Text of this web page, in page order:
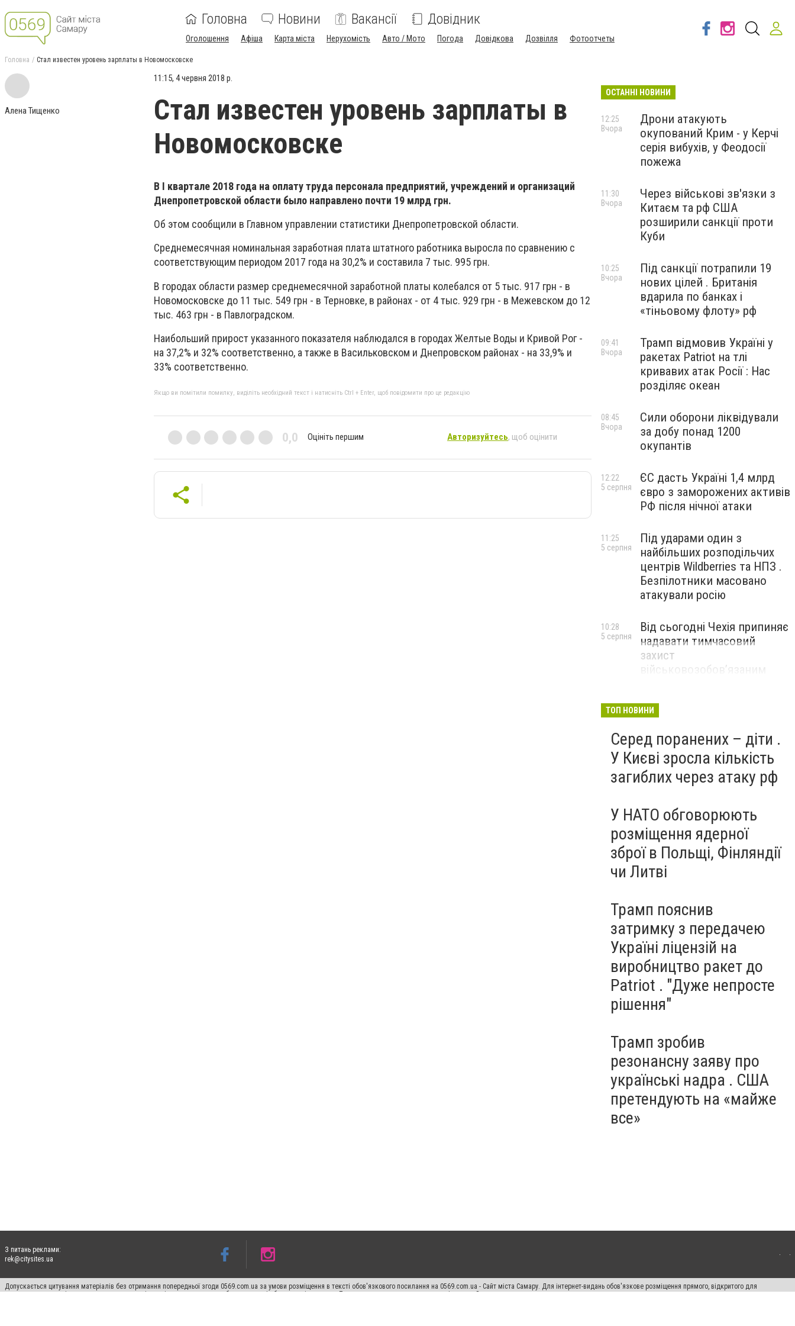
Головна Новини Вакансії Довідник
Оголошення Афіша Карта міста Нерухомість Авто / Мото Погода Довідкова Дозвілля Фотоотчеты
Головна Стал известен уровень зарплаты в Новомосковске
Алена Тищенко
11:15, 4 червня 2018 р.
Стал известен уровень зарплаты в
Новомосковске
В I квартале 2018 года на оплату труда персонала предприятий, учреждений и организаций
Днепропетровской области было направлено почти 19 млрд грн.
Об этом сообщили в Главном управлении статистики Днепропетровской области.
Среднемесячная номинальная заработная плата штатного работника выросла по сравнению с
соответствующим периодом 2017 года на 30,2% и составила 7 тыс. 995 грн.
В городах области размер среднемесячной заработной платы колебался от 5 тыс. 917 грн - в
Новомосковске до 11 тыс. 549 грн - в Терновке, в районах - от 4 тыс. 929 грн - в Межевском до 12
тыс. 463 грн - в Павлоградском.
Наибольший прирост указанного показателя наблюдался в городах Желтые Воды и Кривой Рог -
на 37,2% и 32% соответственно, а также в Васильковском и Днепровском районах - на 33,9% и
33% соответственно.
Якщо ви помітили помилку, виділіть необхідний текст і натисніть Ctrl + Enter, щоб повідомити про це редакцію
0,0 Оцініть першим Авторизуйтесь, щоб оцінити
ОСТАННІ НОВИНИ
Дрони атакують
окупований Крим - у Керчі
серія вибухів, у Феодосії
пожежа
12:25
Вчора
Через військові зв'язки з
Китаєм та рф США
розширили санкції проти
Куби
11:30
Вчора
Під санкції потрапили 19
нових цілей . Британія
вдарила по банках і
«тіньовому флоту» рф
10:25
Вчора
Трамп відмовив Україні у
ракетах Patriot на тлі
кривавих атак Росії : Нас
розділяє океан
09:41
Вчора
Сили оборони ліквідували
за добу понад 1200
окупантів
08:45
Вчора
ЄС дасть Україні 1,4 млрд
євро з заморожених активів
РФ після нічної атаки
12:22
5 серпня
Під ударами один з
найбільших розподільчих
центрів Wildberries та НПЗ .
Безпілотники масовано
атакували росію
11:25
5 серпня
Від сьогодні Чехія припиняє
надавати тимчасовий
захист
військовозобов’язаним
10:28
5 серпня
ТОП НОВИНИ
Серед поранених – діти .
У Києві зросла кількість
загиблих через атаку рф
У НАТО обговорюють
розміщення ядерної
зброї в Польщі, Фінляндії
чи Литві
Трамп пояснив
затримку з передачею
Україні ліцензій на
виробництво ракет до
Patriot . "Дуже непросте
рішення"
Трамп зробив
резонансну заяву про
українські надра . США
претендують на «майже
все»
З питань реклами:
rek@citysites.ua
Допускається цитування матеріалів без отримання попередньої згоди 0569.com.ua за умови розміщення в тексті обов'язкового посилання на 0569.com.ua - Сайт міста Самару. Для інтернет-видань обов'язкове розміщення прямого, відкритого для
пошукових систем гіперпосилання на цитовані статті не нижче другого абзацу в тексті або в якості джерела. Порушення виняткових прав переслідується Законом.